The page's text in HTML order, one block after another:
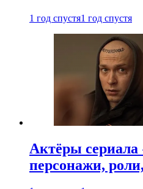
1 год спустя1 год спустя
Актёры сериала
персонажи,